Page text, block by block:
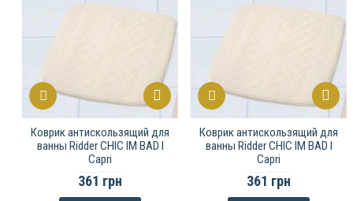
Коврик антискользящий для
ванны Ridder CHIC IM BAD I
Capri
361 грн
Коврик антискользящий для
ванны Ridder CHIC IM BAD I
Capri
361 грн